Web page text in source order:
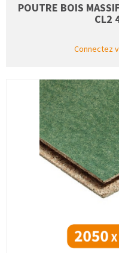
POUTRE BOIS
CL2
Connectez